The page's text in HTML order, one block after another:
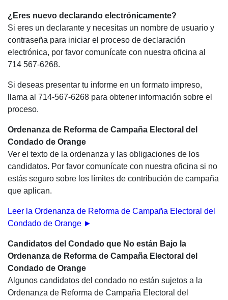
¿Eres nuevo declarando electrónicamente?
Si eres un declarante y necesitas un nombre de usuario y
contraseña para iniciar el proceso de declaración
electrónica, por favor comunícate con nuestra oficina al
714 567-6268.
Si deseas presentar tu informe en un formato impreso,
llama al 714-567-6268 para obtener información sobre el
proceso.
Ordenanza de Reforma de Campaña Electoral del
Condado de Orange
Ver el texto de la ordenanza y las obligaciones de los
candidatos. Por favor comunícate con nuestra oficina si no
estás seguro sobre los límites de contribución de campaña
que aplican.
Leer la Ordenanza de Reforma de Campaña Electoral del
Condado de Orange ►
Candidatos del Condado que No están Bajo la
Ordenanza de Reforma de Campaña Electoral del
Condado de Orange
Algunos candidatos del condado no están sujetos a la
Ordenanza de Reforma de Campaña Electoral del